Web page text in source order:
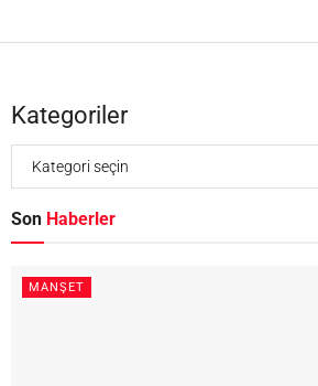
Kategoriler
Son Haberler
MANŞET